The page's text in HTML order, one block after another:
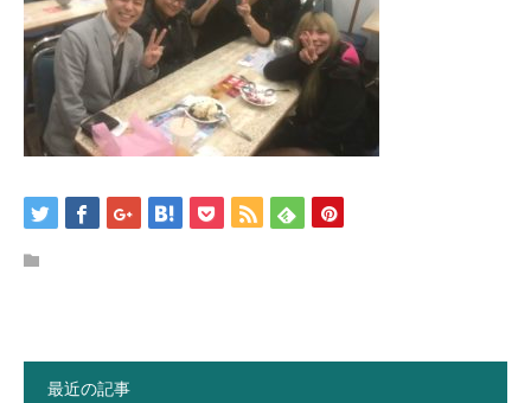
最近の記事
バーチャルツアー
Instagram